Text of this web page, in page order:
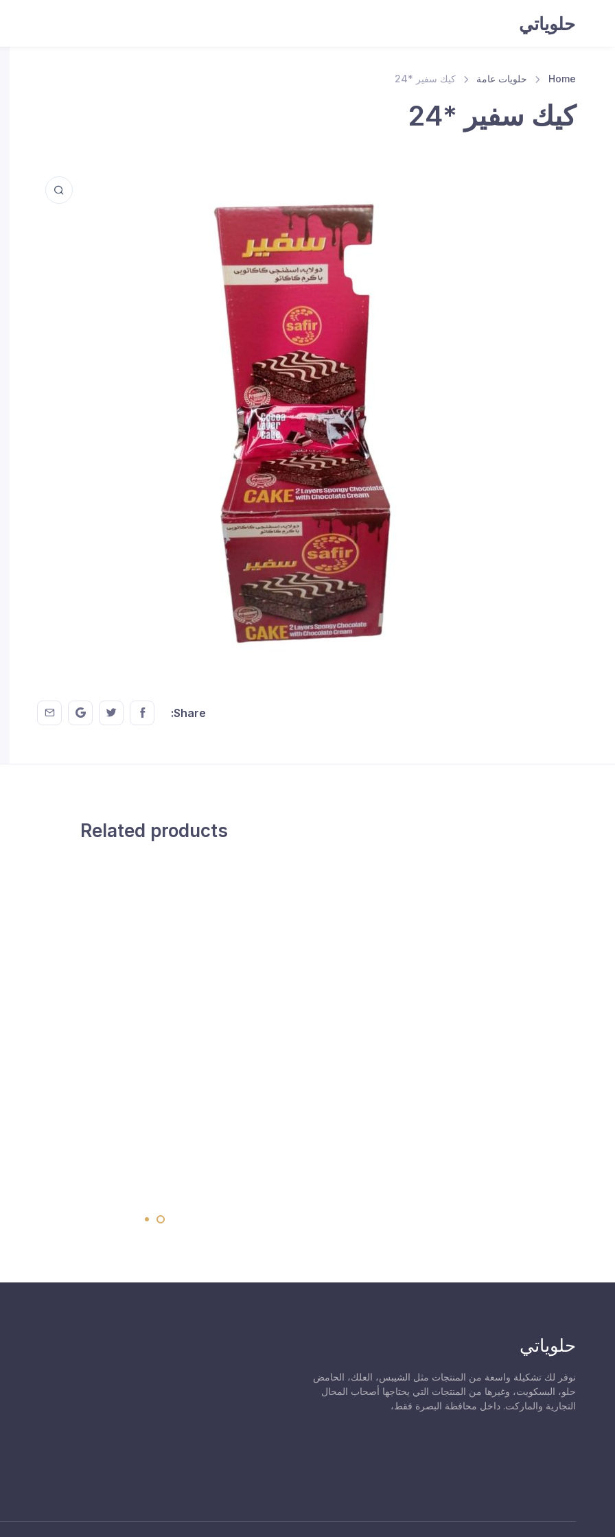
حلوياتي
Home حلويات عامة كيك سفير *24
كيك سفير *24
Share:
Share this on FaceBook
Share this on Twitter
on GMail
Related products
حلوياتي
نوفر لك تشكيلة واسعة من المنتجات مثل الشيبس، العلك، الحامض
حلو، البسكويت، وغيرها من المنتجات التي يحتاجها أصحاب المحال
التجارية والماركت. داخل محافظة البصرة فقط،